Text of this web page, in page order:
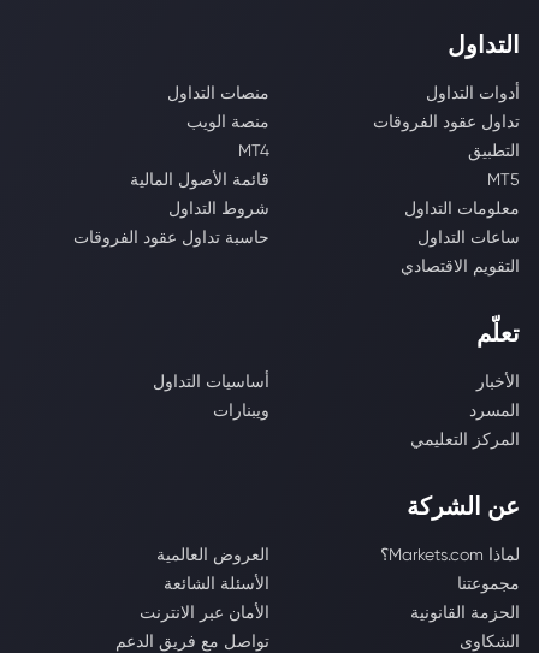
التداول
أدوات التداول
منصات التداول
تداول عقود الفروقات
منصة الويب
التطبيق
MT4
MT5
قائمة الأصول المالية
معلومات التداول
شروط التداول
ساعات التداول
حاسبة تداول عقود الفروقات
التقويم الاقتصادي
تعلّم
الأخبار
أساسيات التداول
المسرد
ويبنارات
المركز التعليمي
عن الشركة
لماذا Markets.com؟
العروض العالمية
مجموعتنا
الأسئلة الشائعة
الحزمة القانونية
الأمان عبر الانترنت
الشكاوى
تواصل مع فريق الدعم